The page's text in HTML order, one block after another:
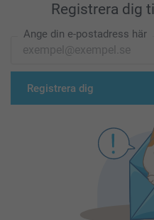
Registrera dig
Ange din e-postadress här
Registrera dig